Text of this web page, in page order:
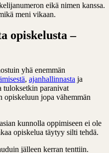
eikä nimen kanssa.
meni vikaan.
opiskelusta –
yhä enemmän
, ajanhallinnasta ja
tuloksetkin paranivat
opiskeluun jopa vähemmän
kunnolla oppimiseen ei ole
opiskelua täytyy silti tehdä.
jälleen kerran tenttiin.